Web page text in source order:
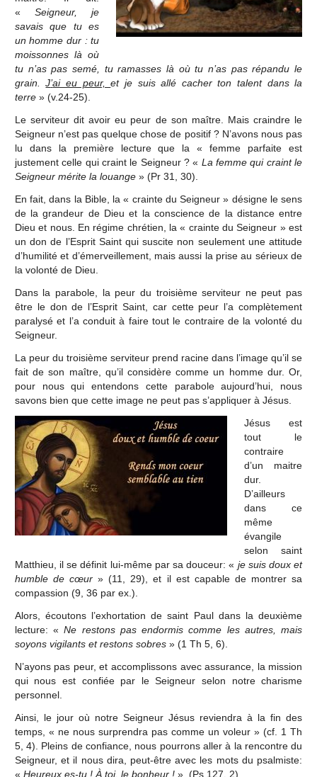
« Seigneur, je
savais que tu es
un homme dur : tu
moissonnes là où
tu n’as pas semé, tu ramasses là oùtu n’as pas répandu le
grain.J’ai eu peur,et je suis allé cacher ton talent dans la
terre» (v.24-25).
Le serviteur dit avoir eu peur de son maître. Mais craindre le
Seigneur n’est pas quelque chose de positif ? N’avons nous pas
lu dans la première lecture que la « femme parfaite est
justement celle qui craint le Seigneur ? « La femme qui craint le
Seigneur mérite la louange» (Pr 31, 30).
En fait, dans la Bible, la « crainte du Seigneur » désigne le sens
de la grandeur de Dieu et la conscience de la distance entre
Dieu et nous. En régime chrétien, la « crainte du Seigneur » est
un don de l’Esprit Saint qui suscite non seulement une attitude
d’humilité et d’émerveillement, mais aussi la prise au sérieux de
la volonté de Dieu.
Dans la parabole, la peur du troisième serviteur ne peut pas
être le don de l’Esprit Saint, car cette peur l’a complètement
paralysé et l’a conduit à faire tout le contraire de la volonté du
Seigneur.
La peur du troisième serviteur prend racine dans l’image qu’il se
fait de son maître, qu’il considère comme un homme dur. Or,
pour nous qui entendons cette parabole aujourd’hui, nous
savons bien que cette image ne peut pas s’appliquer à Jésus.
Jésus est
tout le
contraire
d’un maitre
dur.
D’ailleurs
dans ce
même
évangile
selon saint
Matthieu, il se définit lui-même par sa douceur: « je suis doux et
humble de cœur » (11, 29), et il est capable de montrer sa
compassion (9, 36 par ex.).
Alors, écoutons l’exhortation de saint Paul dans la deuxième
lecture: «Ne restons pas endormis comme les autres, mais
soyons vigilants et restons sobres» (1 Th 5, 6).
N’ayons pas peur, et accomplissons avec assurance, la mission
qui nous est confiée par le Seigneur selon notre charisme
personnel.
Ainsi, le jour où notre Seigneur Jésus reviendra à la fin des
temps, « ne nous surprendra pas comme un voleur » (cf. 1 Th
5, 4). Pleins de confiance, nous pourrons aller à la rencontre du
Seigneur, et il nous dira, peut-être avec les mots du psalmiste:
« Heureux es-tu ! À toi, le bonheur ! » (Ps 127, 2)